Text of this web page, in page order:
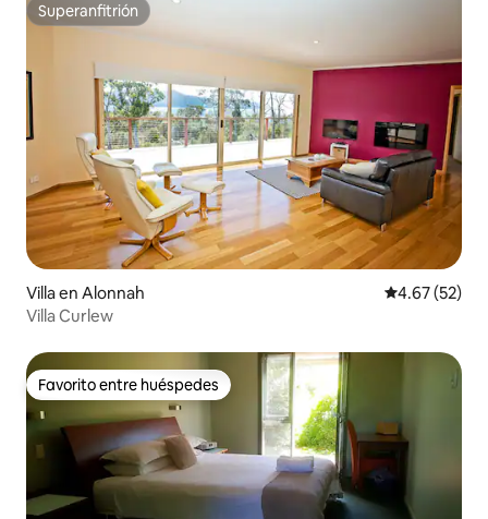
Superanfitrión
Superanfitrión
Villa en Alonnah Calificación
4.67 (52)
Villa Curlew
Favorito entre huéspedes
Favorito entre huéspedes